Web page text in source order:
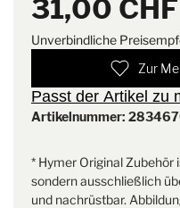
31,00 CHF
Unverbindliche
Zur
Passt der Artikel zu
Artikelnummer:
* Hymer Original Zubehör
sondern ausschließlich
und nachrüstbar.